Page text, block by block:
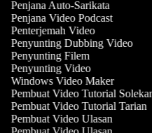
Penjana Auto-Sarikata
Penjana Video Podcast
Penterjemah Video
Penyunting Dubbing Video
Penyunting Filem
Penyunting Video
Windows Video Maker
Pembuat Video Tutorial Solekan
Pembuat Video Tutorial Tarian
Pembuat Video Ulasan